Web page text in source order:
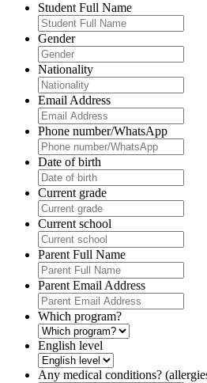
Student Full Name
Gender
Nationality
Email Address
Phone number/WhatsApp
Date of birth
Current grade
Current school
Parent Full Name
Parent Email Address
Which program?
English level
Any medical conditions?